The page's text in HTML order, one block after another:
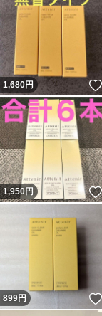
1,680円
1,950円
899円